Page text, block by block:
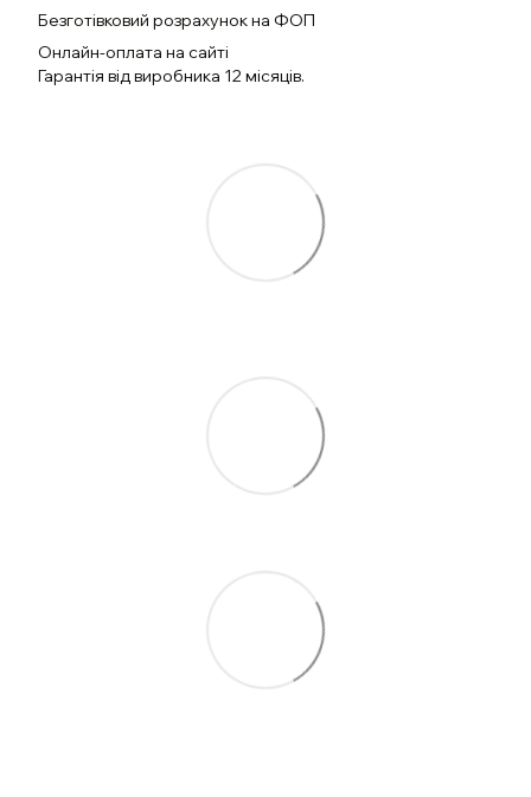
Безготівковий розрахунок на ФОП
Онлайн-оплата на сайті
Гарантія від виробника 12 місяців.